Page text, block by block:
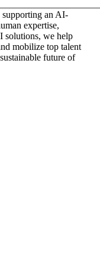
an AI-
expertise,
solutions, we help
mobilize top talent
future of